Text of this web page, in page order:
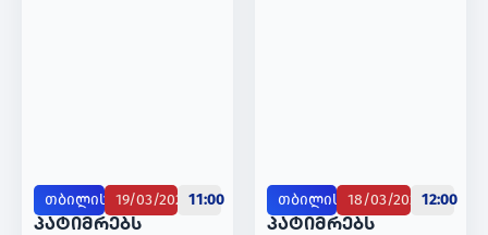
თბილისი19/03/202511:00
️პატიმრებს
თბილისი18/03/202512:00
️პატიმრებს